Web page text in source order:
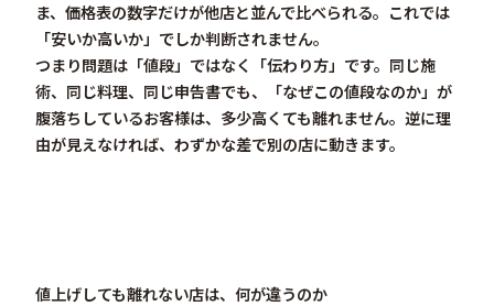
ま、価格表の数字だけが他店と並んで比べられる。これでは
「安いか高いか」でしか判断されません。
つまり問題は「値段」ではなく「伝わり方」です。同じ施
術、同じ料理、同じ申告書でも、「なぜこの値段なのか」が
腹落ちしているお客様は、多少高くても離れません。逆に理
由が見えなければ、わずかな差で別の店に動きます。
値上げしても離れない店は、何が違うのか